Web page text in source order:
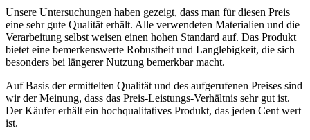
Unsere Untersuchungen haben gezeigt, dass man für diesen Preis
eine sehr gute Qualität erhält. Alle verwendeten Materialien und die
Verarbeitung selbst weisen einen hohen Standard auf. Das Produkt
bietet eine bemerkenswerte Robustheit und Langlebigkeit, die sich
besonders bei längerer Nutzung bemerkbar macht.
Auf Basis der ermittelten Qualität und des aufgerufenen Preises sind
wir der Meinung, dass das Preis-Leistungs-Verhältnis sehr gut ist.
Der Käufer erhält ein hochqualitatives Produkt, das jeden Cent wert
ist.